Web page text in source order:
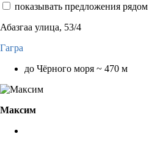
показывать предложения рядом
Абазгаа улица, 53/4
Гагра
до Чёрного моря ~ 470 м
Максим